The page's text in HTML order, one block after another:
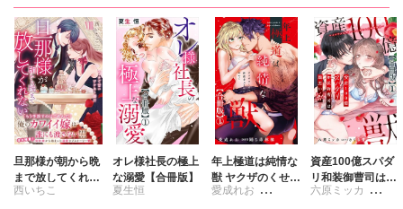
旦那様が朝から晩
まで放してくれな
いⅧ エッチで甘い
西いちこ
オレ様社長の極上
な溺愛【合冊版】
夏生恒
年上極道は純情な
獣 ヤクザのくせに
保護者ぶるのはや
愛成れお
資産100億スパダ
リ和装御曹司は腹
黒い獣～イジワル
六原ミッカ